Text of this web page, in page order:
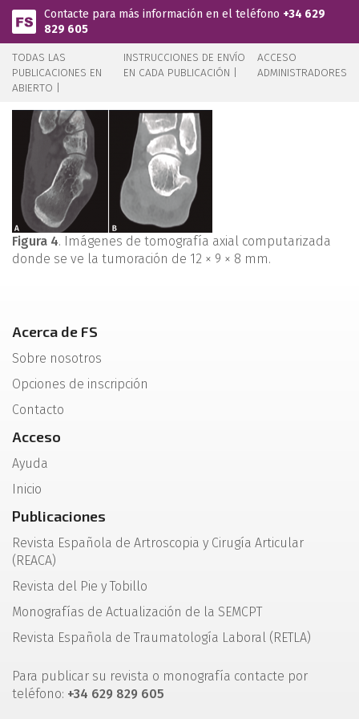
Pasar al contenido principal
Contacte para más información en el teléfono +34 629
829 605
TODAS LAS
PUBLICACIONES EN
ABIERTO |
INSTRUCCIONES DE ENVÍO
EN CADA PUBLICACIÓN |
ACCESO
ADMINISTRADORES
Figura 4. Imágenes de tomografía axial computarizada
donde se ve la tumoración de 12 × 9 × 8 mm.
Acerca de FS
Sobre nosotros
Opciones de inscripción
Contacto
Acceso
Ayuda
Inicio
Publicaciones
Revista Española de Artroscopia y Cirugía Articular
(REACA)
Revista del Pie y Tobillo
Monografías de Actualización de la SEMCPT
Revista Española de Traumatología Laboral (RETLA)
Para publicar su revista o monografía contacte por
teléfono: +34 629 829 605